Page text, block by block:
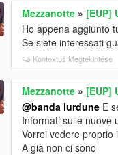
Mezzanotte » [EUP]
Ho appena aggiunto
Se siete interessati
Kontextus Megtekintése
Mezzanotte » [EUP]
@banda lurdune E
Informati sulle nuove
Vorrei vedere proprio
A già non ci sono